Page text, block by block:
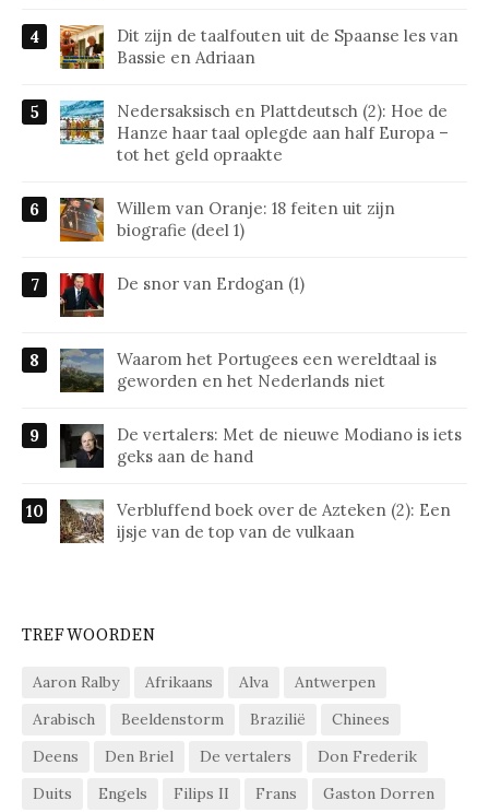
Dit zijn de taalfouten uit de Spaanse les van
Bassie en Adriaan
Nedersaksisch en Plattdeutsch (2): Hoe de
Hanze haar taal oplegde aan half Europa –
tot het geld opraakte
Willem van Oranje: 18 feiten uit zijn
biografie (deel 1)
De snor van Erdogan (1)
Waarom het Portugees een wereldtaal is
geworden en het Nederlands niet
De vertalers: Met de nieuwe Modiano is iets
geks aan de hand
Verbluffend boek over de Azteken (2): Een
ijsje van de top van de vulkaan
TREFWOORDEN
Aaron Ralby Afrikaans Alva
Antwerpen
Arabisch
Beeldenstorm Brazilië
Chinees
Deens
Den Briel De vertalers
Don Frederik
Duits
Engels Filips II Frans
Gaston Dorren